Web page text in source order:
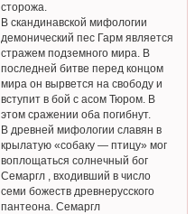
сторожа.
В скандинавской мифологии
демонический пес Гарм является
стражем подземного мира. В
последней битве перед концом
мира он вырвется на свободу и
вступит в бой с асом Тюром. В
этом сражении оба погибнут.
В древней мифологии славян в
крылатую «собаку — птицу» мог
воплощаться солнечный бог
Семаргл , входивший в число
семи божеств древнерусского
пантеона. Семаргл